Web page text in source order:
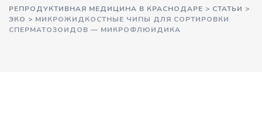
РЕПРОДУКТИВНАЯ МЕДИЦИНА В КРАСНОДАРЕ > СТАТЬИ >
ЭКО > МИКРОЖИДКОСТНЫЕ ЧИПЫ ДЛЯ СОРТИРОВКИ
СПЕРМАТОЗОИДОВ — МИКРОФЛЮИДИКА